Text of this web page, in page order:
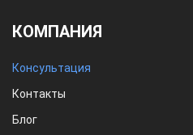
КОМПАНИЯ
Консультация
Контакты
Блог